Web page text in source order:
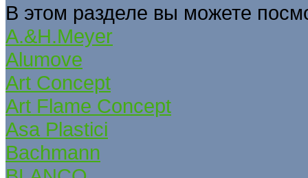
В этом разделе вы можете
A.&H.Meyer
Alumove
Art Concept
Art Flame Concept
Asa Plastici
Bachmann